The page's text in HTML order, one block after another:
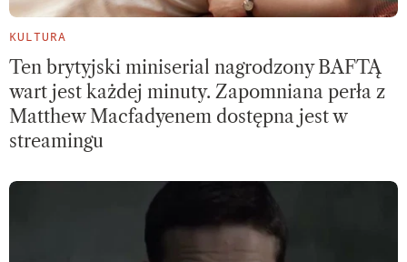
KULTURA
Ten brytyjski miniserial nagrodzony BAFTĄ
wart jest każdej minuty. Zapomniana perła z
Matthew Macfadyenem dostępna jest w
streamingu